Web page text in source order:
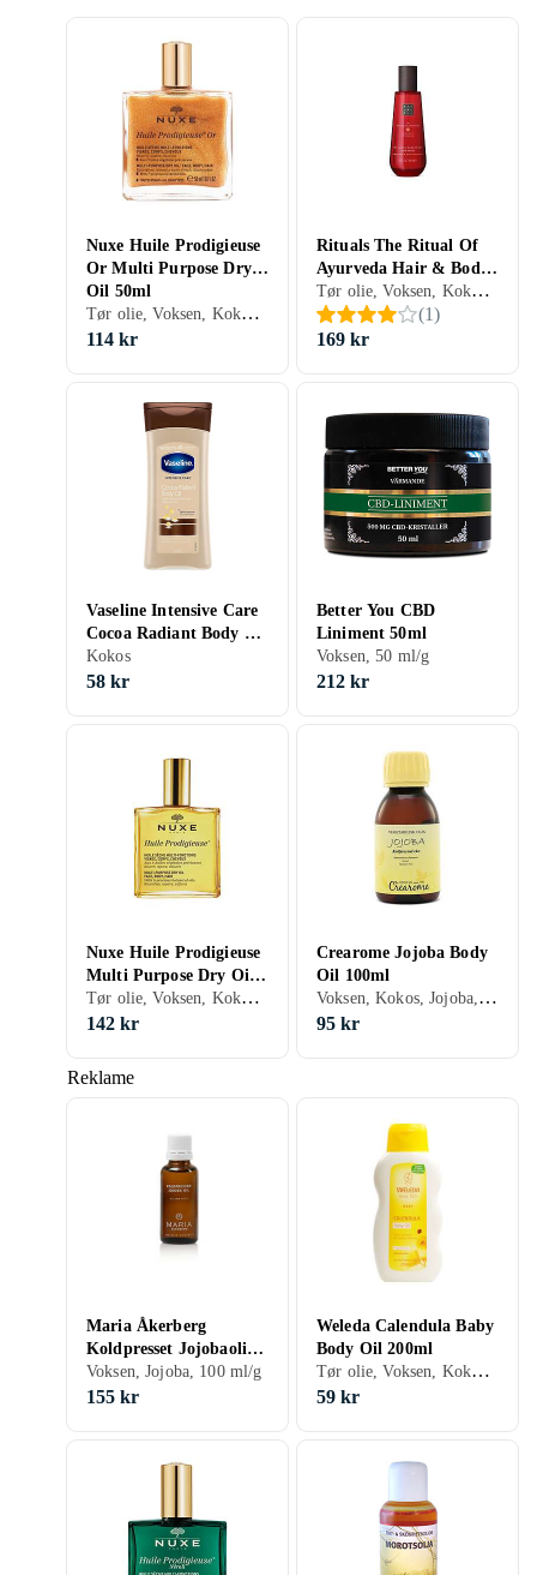
Reklame
Nuxe Huile Prodigieuse
Or Multi Purpose Dry
Oil 50ml
Tør olie, Voksen, Kokos, Mandel, Citron, Argan, Macadami, Hjulkrone, Perikum, Geranium, Solsikke, Oliven, Rosmarin, 50 ml/g
114 kr
Rituals The Ritual Of
Ayurveda Hair & Body
Dry Oil 100ml
Tør olie, Voksen, Kokos, Mandel, Citron, Solsikke, 100 ml/g
(1)
169 kr
Vaseline Intensive Care
Cocoa Radiant Body Oil
200ml
Kokos
58 kr
Better You CBD
Liniment 50ml
Voksen, 50 ml/g
212 kr
Nuxe Huile Prodigieuse
Multi Purpose Dry Oil
100ml
Tør olie, Voksen, Kokos, Mandel, Citron, Argan, Macadami, Hjulkrone, Tea Tree, Perikum, Geranium, Solsikke, Druer, Oliven, Rosmarin, 100 ml/g
142 kr
Crearome Jojoba Body
Oil 100ml
Voksen, Kokos, Jojoba, 100 ml/g
95 kr
Maria Åkerberg
Koldpresset Jojobaolie
100ml
Voksen, Jojoba, 100 ml/g
155 kr
Weleda Calendula Baby
Body Oil 200ml
Tør olie, Voksen, Kokos, Mandel, Sesam, Citron, Morgenfrue, Geranium, 200 ml/g
59 kr